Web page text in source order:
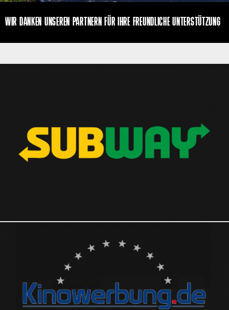
WIR DANKEN UNSEREN PARTNERN FÜR IHRE FREUNDLICHE UNTERSTÜTZUNG